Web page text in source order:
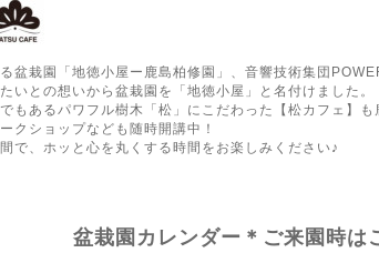
盆栽園「地徳小屋ー鹿島柏修園」、音響技術集団
いとの想いから盆栽園を「地徳小屋」と名付けました。
もあるパワフル樹木「松」にこだわった【松カフェ】も
クショップなども随時開講中！
で、ホッと心を丸くする時間をお楽しみください♪
盆栽園カレンダー＊ご来園時は